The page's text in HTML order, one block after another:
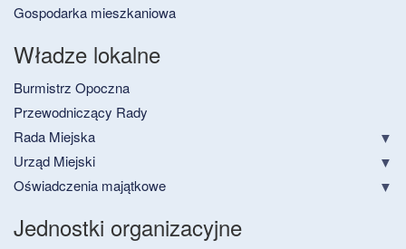
Gospodarka mieszkaniowa
Władze lokalne
Burmistrz Opoczna
Przewodniczący Rady
Rada Miejska
Urząd Miejski
Oświadczenia majątkowe
Jednostki organizacyjne